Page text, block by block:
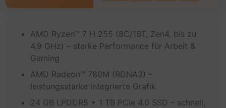
AMD Ryzen™ 7 H 255 (8C/16T, Zen4, bis zu
4,9 GHz) – starke Performance für Arbeit &
Gaming
AMD Radeon™ 780M (RDNA3) –
leistungsstarke integrierte Grafik
24 GB LPDDR5 + 1 TB PCIe 4.0 SSD – schnell,